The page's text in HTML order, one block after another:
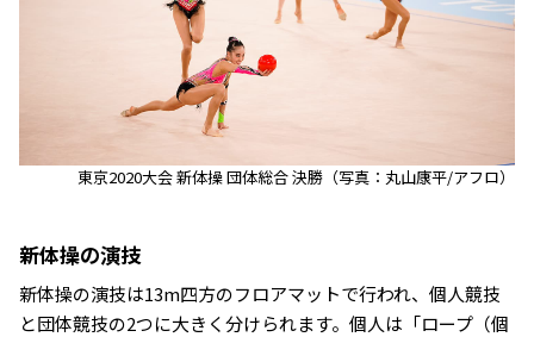
東京2020大会 新体操 団体総合 決勝（写真：丸山康平/アフロ）
新体操の演技
新体操の演技は13m四方のフロアマットで行われ、個人競技
と団体競技の2つに大きく分けられます。個人は「ロープ（個